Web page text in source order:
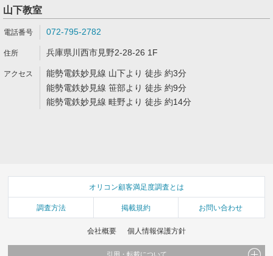
山下教室
072-795-2782
兵庫県川西市見野2-28-26 1F
能勢電鉄妙見線 山下より 徒歩 約3分
能勢電鉄妙見線 笹部より 徒歩 約9分
能勢電鉄妙見線 畦野より 徒歩 約14分
オリコン顧客満足度調査とは
調査方法 掲載規約 お問い合わせ
会社概要 個人情報保護方針
引用・転載について